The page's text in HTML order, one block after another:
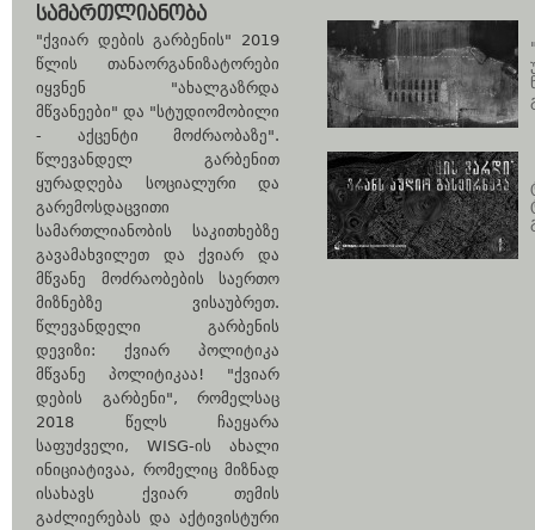
ᲡᲐᲛᲐᲠᲗᲚᲘᲐᲜᲝᲑᲐ
"ქვიარ დების გარბენის" 2019
წლის თანაორგანიზატორები
იყვნენ "ახალგაზრდა
მწვანეები" და "სტუდიომობილი
- აქცენტი მოძრაობაზე".
წლევანდელ გარბენით
ყურადღება სოციალური და
გარემოსდაცვითი
სამართლიანობის საკითხებზე
გავამახვილეთ და ქვიარ და
მწვანე მოძრაობების საერთო
მიზნებზე ვისაუბრეთ.
წლევანდელი გარბენის
დევიზი: ქვიარ პოლიტიკა
მწვანე პოლიტიკაა! "ქვიარ
დების გარბენი", რომელსაც
2018 წელს ჩაეყარა
საფუძველი, WISG-ის ახალი
ინიციატივაა, რომელიც მიზნად
ისახავს ქვიარ თემის
გაძლიერებას და აქტივისტური